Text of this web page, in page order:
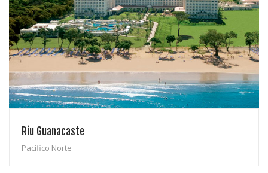
Riu Guanacaste
Pacífico Norte